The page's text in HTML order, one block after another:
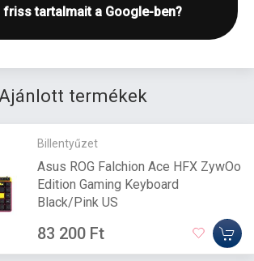
friss tartalmait a Google-ben?
Ajánlott termékek
Billentyűzet
Asus ROG Falchion Ace HFX ZywOo
Edition Gaming Keyboard
Black/Pink US
83 200 Ft